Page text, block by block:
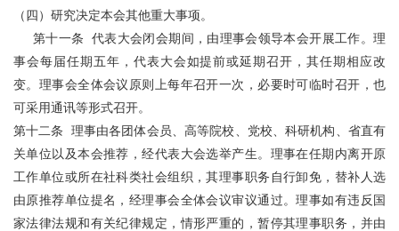
（四）研究决定本会其他重大事项。
第十一条 代表大会闭会期间，由理事会领导本会开展工作。理
事会每届任期五年，代表大会如提前或延期召开，其任期相应改
变。理事会全体会议原则上每年召开一次，必要时可临时召开，也
可采用通讯等形式召开。
第十二条 理事由各团体会员、高等院校、党校、科研机构、省直有
关单位以及本会推荐，经代表大会选举产生。理事在任期内离开原
工作单位或所在社科类社会组织，其理事职务自行卸免，替补人选
由原推荐单位提名，经理事会全体会议审议通过。理事如有违反国
家法律法规和有关纪律规定，情形严重的，暂停其理事职务，并由